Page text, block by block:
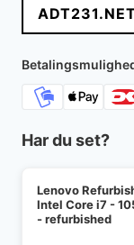
Har du set?
Lenovo
Intel Core i7 -
- refurbished